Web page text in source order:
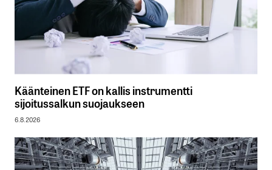
Käänteinen ETF on kallis instrumentti
sijoitussalkun suojaukseen
6.8.2026